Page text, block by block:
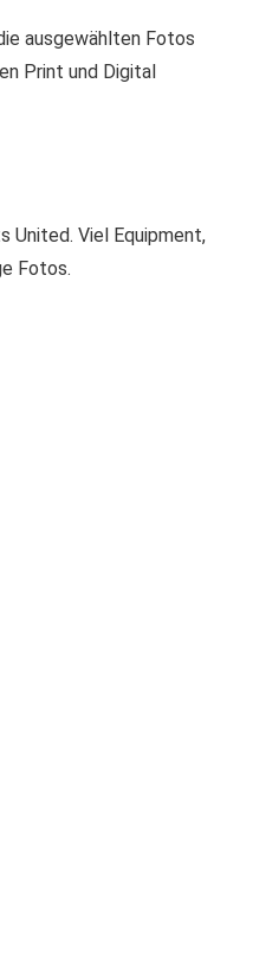
ausgewählten Fotos
Print und Digital
United. Viel Equipment,
Fotos.